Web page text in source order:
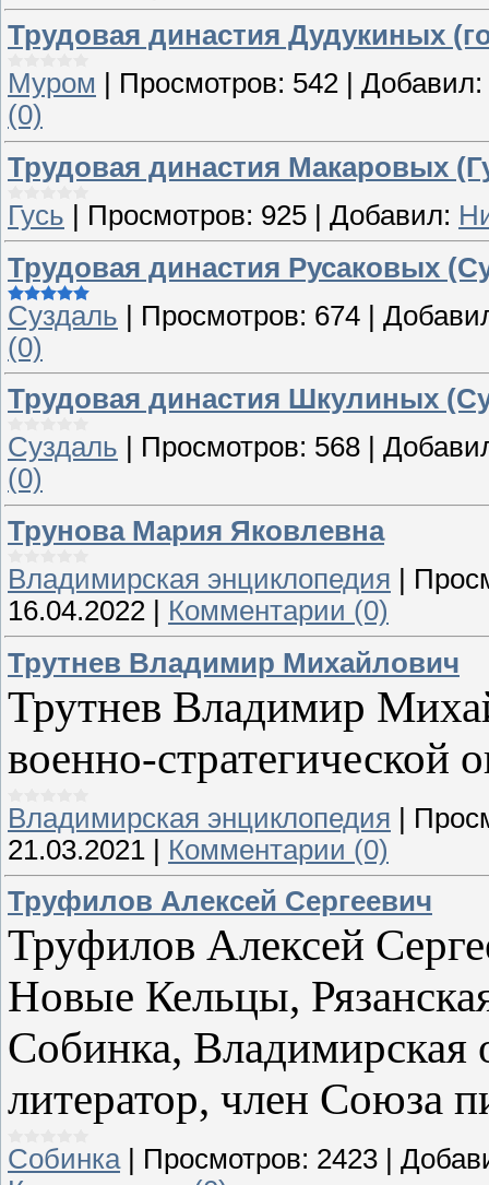
Трудовая династия Дудукиных
Муром
Просмотров: 542
Добавил:
(0)
Трудовая династия Макаровых
Гусь
Просмотров: 925 Добавил:
Трудовая династия Русаковых
Суздаль | Просмотров: 674 |
(0)
Трудовая династия Шкулиных
Суздаль
Просмотров: 568
(0)
Трунова Мария Яковлевна
Владимирская энциклопедия
16.04.2022
Комментарии (0)
Трутнев Владимир Михайлович
Трутнев Владимир
военно-стратегической
Владимирская энциклопедия |
21.03.2021 | Комментарии (0)
Труфилов Алексей Сергеевич
Труфилов Алексей
Новые Кельцы,
Собинка, Владимирская
литератор, член Союза
Собинка| Просмотров: 2423